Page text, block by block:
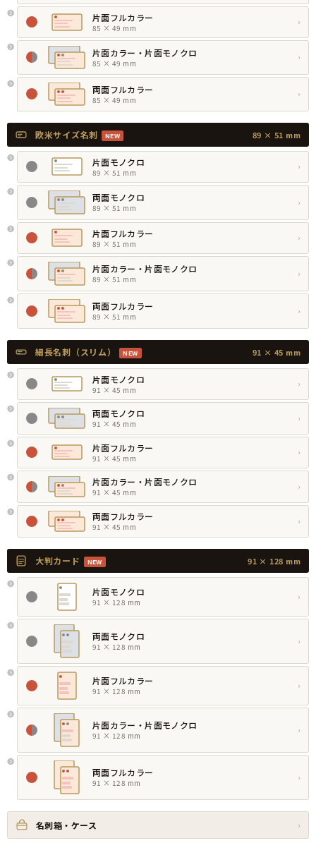
片面フルカラー
85 × 49 mm
›
片面カラー・片面モノクロ
85 × 49 mm
›
両面フルカラー
85 × 49 mm
›
欧米サイズ名刺 NEW 89 × 51 mm
片面モノクロ
89 × 51 mm
›
両面モノクロ
89 × 51 mm
›
片面フルカラー
89 × 51 mm
›
片面カラー・片面モノクロ
89 × 51 mm
›
両面フルカラー
89 × 51 mm
›
細長名刺（スリム） NEW 91 × 45 mm
片面モノクロ
91 × 45 mm
›
両面モノクロ
91 × 45 mm
›
片面フルカラー
91 × 45 mm
›
片面カラー・片面モノクロ
91 × 45 mm
›
両面フルカラー
91 × 45 mm
›
大判カード NEW 91 × 128 mm
片面モノクロ
91 × 128 mm
›
両面モノクロ
91 × 128 mm
›
片面フルカラー
91 × 128 mm
›
片面カラー・片面モノクロ
91 × 128 mm
›
両面フルカラー
91 × 128 mm
›
名刺箱・ケース ›